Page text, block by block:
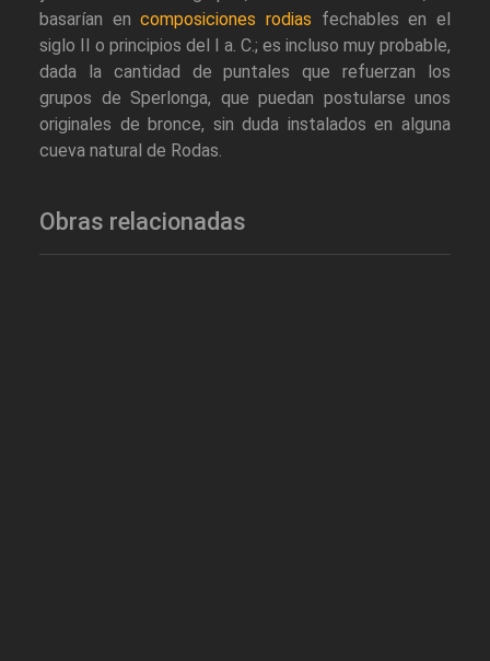
basarían encomposiciones rodias fechables en el
siglo II o principios del I a. C.; es incluso muy probable,
dada la cantidad de puntales que refuerzan los
grupos de Sperlonga, que puedan postularse unos
originales de bronce, sin duda instalados en alguna
cueva natural de Rodas.
Obras relacionadas